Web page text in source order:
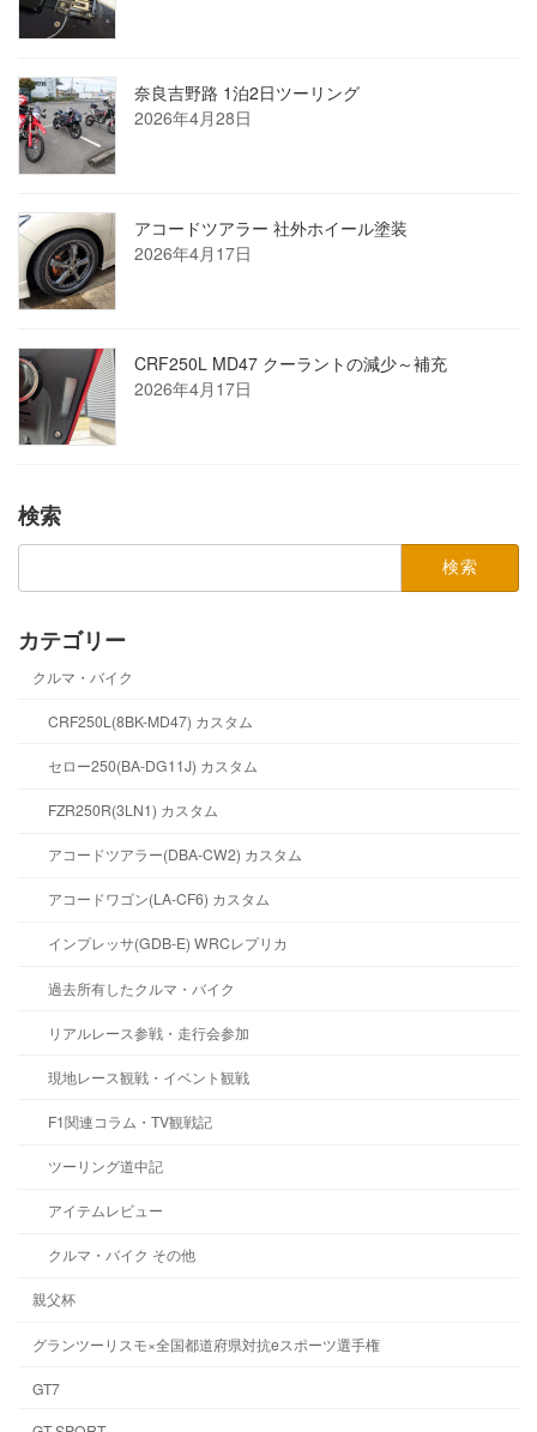
奈良吉野路 1泊2日ツーリング
2026年4月28日
アコードツアラー 社外ホイール塗装
2026年4月17日
CRF250L MD47 クーラントの減少～補充
2026年4月17日
検索
検
カテゴリー
クルマ・バイク
CRF250L(8BK-MD47) カスタム
セロー250(BA-DG11J) カスタム
FZR250R(3LN1) カスタム
アコードツアラー(DBA-CW2) カスタム
アコードワゴン(LA-CF6) カスタム
インプレッサ(GDB-E) WRCレプリカ
過去所有したクルマ・バイク
リアルレース参戦・走行会参加
現地レース観戦・イベント観戦
F1関連コラム・TV観戦記
ツーリング道中記
アイテムレビュー
クルマ・バイク その他
親父杯
グランツーリスモ×全国都道府県対抗eスポーツ選手権
GT7